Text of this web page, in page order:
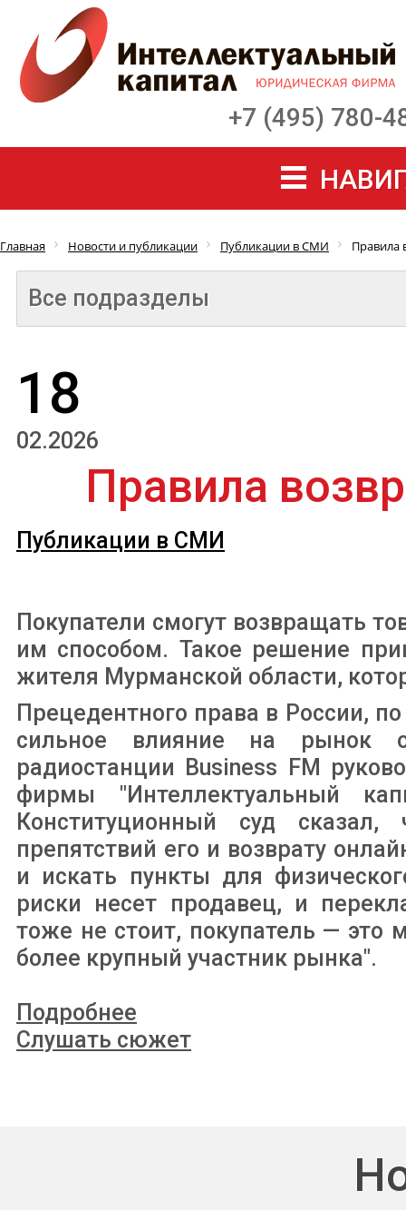
+7 (495) 780-
Главная Новости и публикации Публикации в СМИ Правила
18
02.2026
Правила
Публикации в СМИ
Покупатели смогут возвращать
им способом. Такое решение
жителя Мурманской области,
Прецедентного права в России,
сильное влияние на рынок
радиостанции Business FM
фирмы "Интеллектуальный
Конституционный суд
препятствий его и возврату
и искать пункты для
риски несет продавец, и
тоже не стоит, покупатель — это
более крупный участник рынка".
Подробнее
Слушать сюжет
Все подразделы